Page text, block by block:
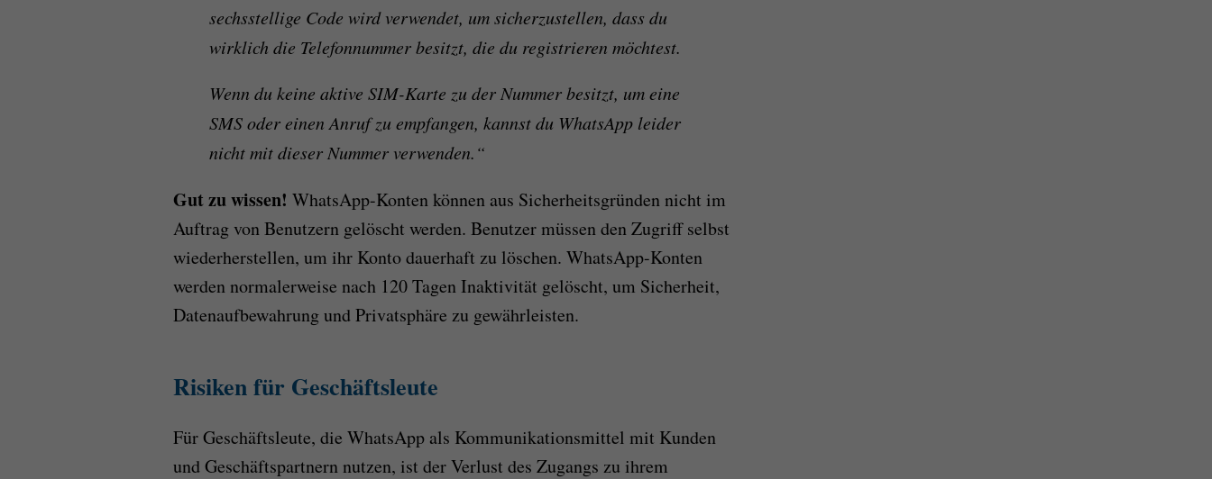
sechsstellige Code wird verwendet, um sicherzustellen, dass du
wirklich die Telefonnummer besitzt, die du registrieren möchtest.
Wenn du keine aktive SIM-Karte zu der Nummer besitzt, um eine
SMS oder einen Anruf zu empfangen, kannst du WhatsApp leider
nicht mit dieser Nummer verwenden.“
Gut zu wissen! WhatsApp-Konten können aus Sicherheitsgründen nicht im
Auftrag von Benutzern gelöscht werden. Benutzer müssen den Zugriff selbst
wiederherstellen, um ihr Konto dauerhaft zu löschen. WhatsApp-Konten
werden normalerweise nach 120 Tagen Inaktivität gelöscht, um Sicherheit,
Datenaufbewahrung und Privatsphäre zu gewährleisten.
Risiken für Geschäftsleute
Für Geschäftsleute, die WhatsApp als Kommunikationsmittel mit Kunden
und Geschäftspartnern nutzen, ist der Verlust des Zugangs zu ihrem